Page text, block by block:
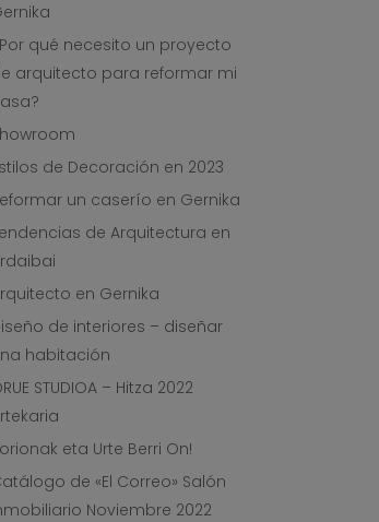
qué necesito un proyecto
arquitecto para reformar mi
de Decoración en 2023
un caserío en Gernika
de Arquitectura en
en Gernika
de interiores – diseñar
habitación
STUDIOA – Hitza 2022
eta Urte Berri On!
de «El Correo» Salón
Noviembre 2022